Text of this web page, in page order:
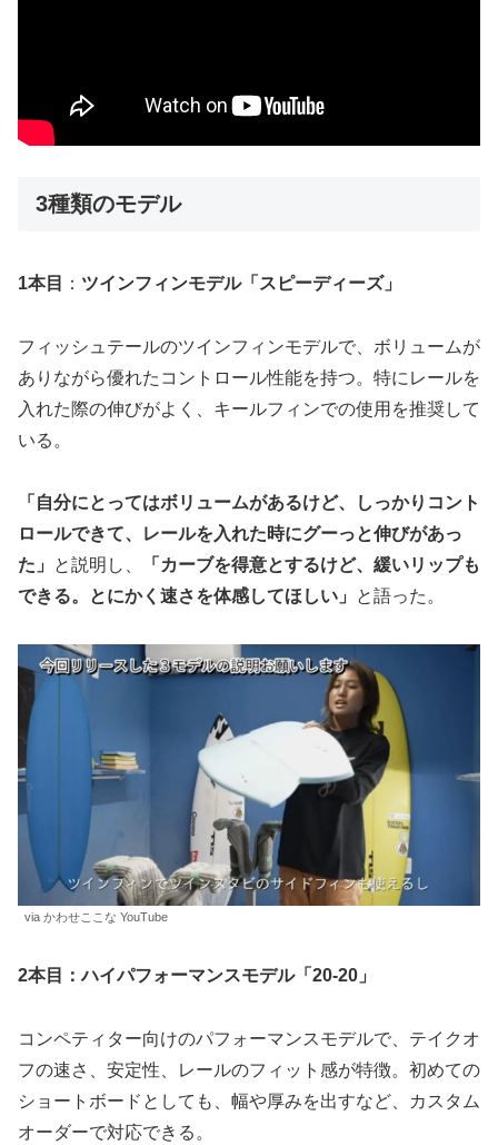
3種類のモデル
1本目 ： ツインフィンモデル「スピーディーズ」
フィッシュテールのツインフィンモデルで、ボリュームが
ありながら優れたコントロール性能を持つ。特にレールを
入れた際の伸びがよく、キールフィンでの使用を推奨して
いる。
「自分にとってはボリュームがあるけど、しっかりコント
ロールできて、レールを入れた時にグーっと伸びがあっ
た」
と説明し、
「カーブを得意とするけど、緩いリップも
できる。とにかく速さを体感してほしい」
と語った。
via かわせここな YouTube
2本目：ハイパフォーマンスモデル「20-20」
コンペティター向けのパフォーマンスモデルで、テイクオ
フの速さ、安定性、レールのフィット感が特徴。初めての
ショートボードとしても、幅や厚みを出すなど、カスタム
オーダーで対応できる。